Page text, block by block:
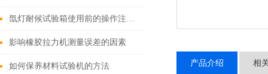
氙灯耐候试验箱使用前的操作注意事项！
影响橡胶拉力机测量误差的因素
如何保养材料试验机的方法 产品介绍 相